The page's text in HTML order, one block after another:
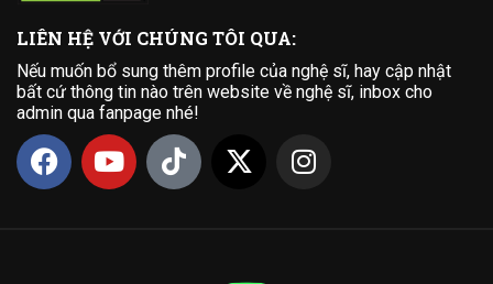
LIÊN HỆ VỚI CHÚNG TÔI QUA:
Nếu muốn bổ sung thêm profile của nghệ sĩ, hay cập nhật
bất cứ thông tin nào trên website về nghệ sĩ, inbox cho
admin qua fanpage nhé!